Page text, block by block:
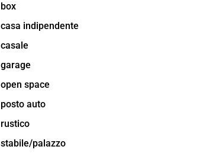
box
casa indipendente
casale
garage
open space
posto auto
rustico
stabile/palazzo